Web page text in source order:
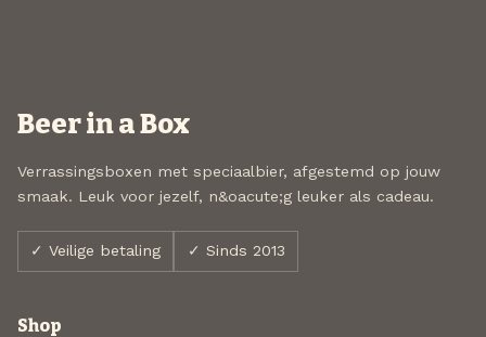
Beer in a Box
Verrassingsboxen met speciaalbier, afgestemd op jouw
smaak. Leuk voor jezelf, n&oacute;g leuker als cadeau.
✓ Veilige betaling ✓ Sinds 2013
Shop